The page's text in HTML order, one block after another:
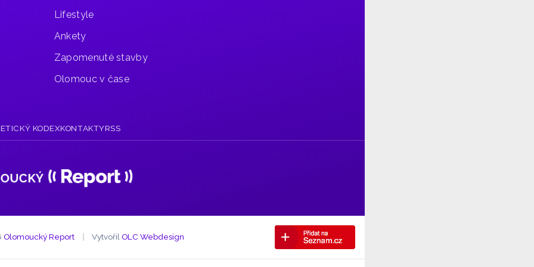
Lifestyle
Ankety
Zapomenuté stavby
Olomouc v čase
ETICKÝ KODEXKONTAKTYRSS
Olomoucký Report VytvořilOLC Webdesign